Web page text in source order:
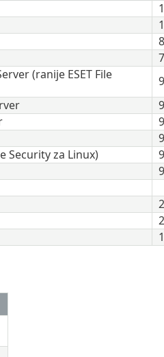
(ranije ESET File
Security za Linux)